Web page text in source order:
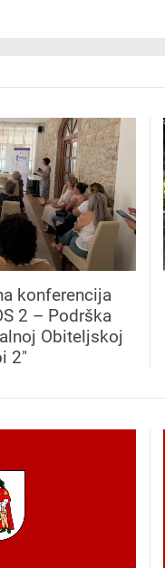
konferencija
2 – Podrška
Obiteljskoj
2"